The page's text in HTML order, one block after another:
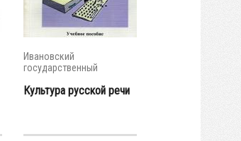
Ивановский
государственный
Культура русской речи